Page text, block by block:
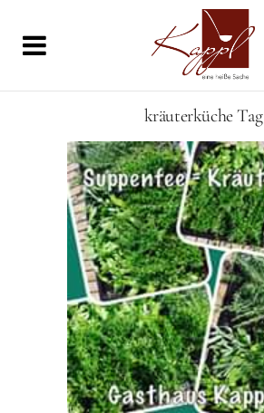
kräuterküche Tag